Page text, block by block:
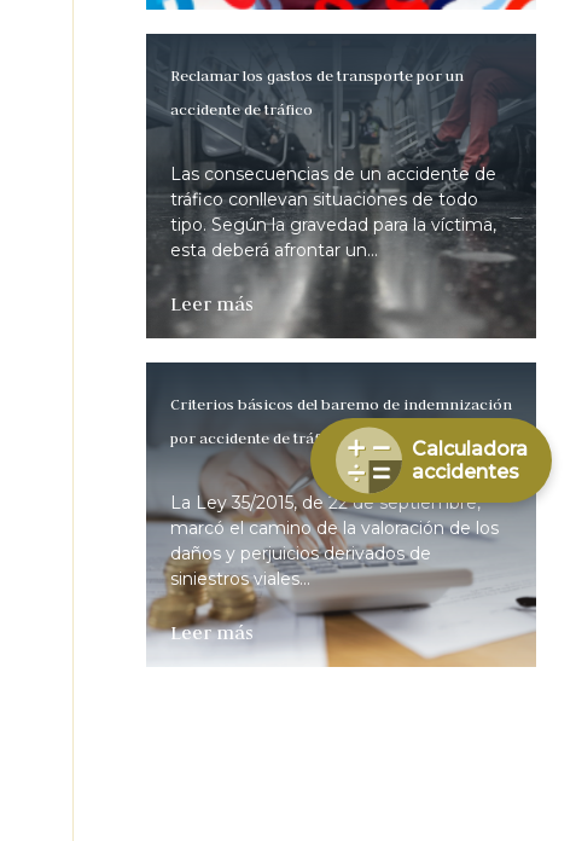
Reclamar los gastos de transporte por un
accidente de tráfico
Las consecuencias de un accidente de
tráfico conllevan situaciones de todo
tipo. Según la gravedad para la víctima,
esta deberá afrontar un...
Leer más
Criterios básicos del baremo de indemnización
por accidente de tráfico – BAREMOS
La Ley 35/2015, de 22 de septiembre,
marcó el camino de la valoración de los
daños y perjuicios derivados de
siniestros viales...
Leer más
Calculadora
accidentes